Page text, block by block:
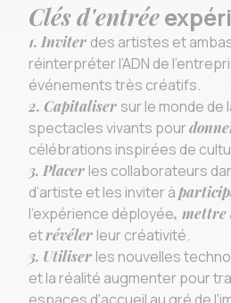
Clés d'entrée
1. Inviter des artistes et
réinterpréter l’ADN de
événements très créatifs.
2. Capitaliser sur le monde de
spectacles vivants pour
célébrations inspirées de
3. Placer les collaborateurs
d’artiste et les inviter à
l’expérience déployée, mettre
etrévéler leur créativité.
3. Utiliser les nouvelles
et la réalité augmenter pour